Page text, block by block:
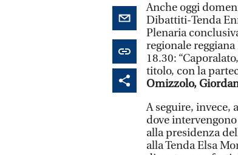
Anche oggi
Dibattiti-Tenda
Plenaria
regionale
18.30:
titolo, con la
Omizzolo,
A seguire, invece,
dove
alla presidenza
alla Tenda Elsa